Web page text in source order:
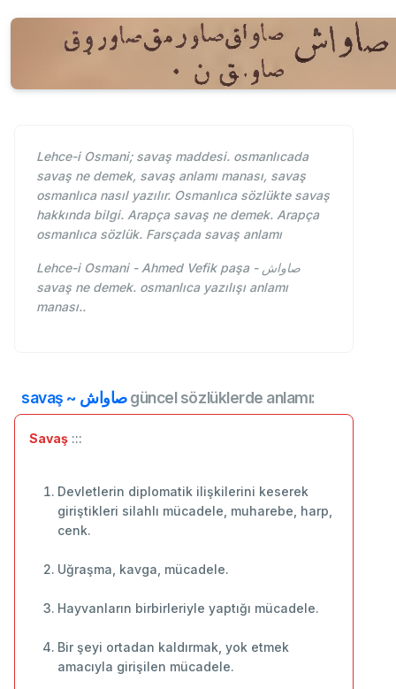
Lehce-i Osmani; savaş maddesi. osmanlıcada
savaş ne demek, savaş anlamı manası, savaş
osmanlıca nasıl yazılır. Osmanlıca sözlükte savaş
hakkında bilgi. Arapça savaş ne demek. Arapça
osmanlıca sözlük. Farsçada savaş anlamı
Lehce-i Osmani - Ahmed Vefik paşa - صاواش
savaş ne demek. osmanlıca yazılışı anlamı
manası..
savaş ~ صاواشgüncel sözlüklerde anlamı:
Savaş :::
Devletlerin diplomatik ilişkilerini keserek
giriştikleri silahlı mücadele, muharebe, harp,
cenk.
Uğraşma, kavga, mücadele.
Hayvanların birbirleriyle yaptığı mücadele.
Bir şeyi ortadan kaldırmak, yok etmek
amacıyla girişilen mücadele.